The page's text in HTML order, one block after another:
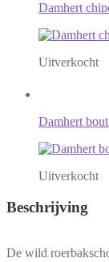
Damhert
Uitverkocht
Damhert
Uitverkocht
Beschrijving
De wild